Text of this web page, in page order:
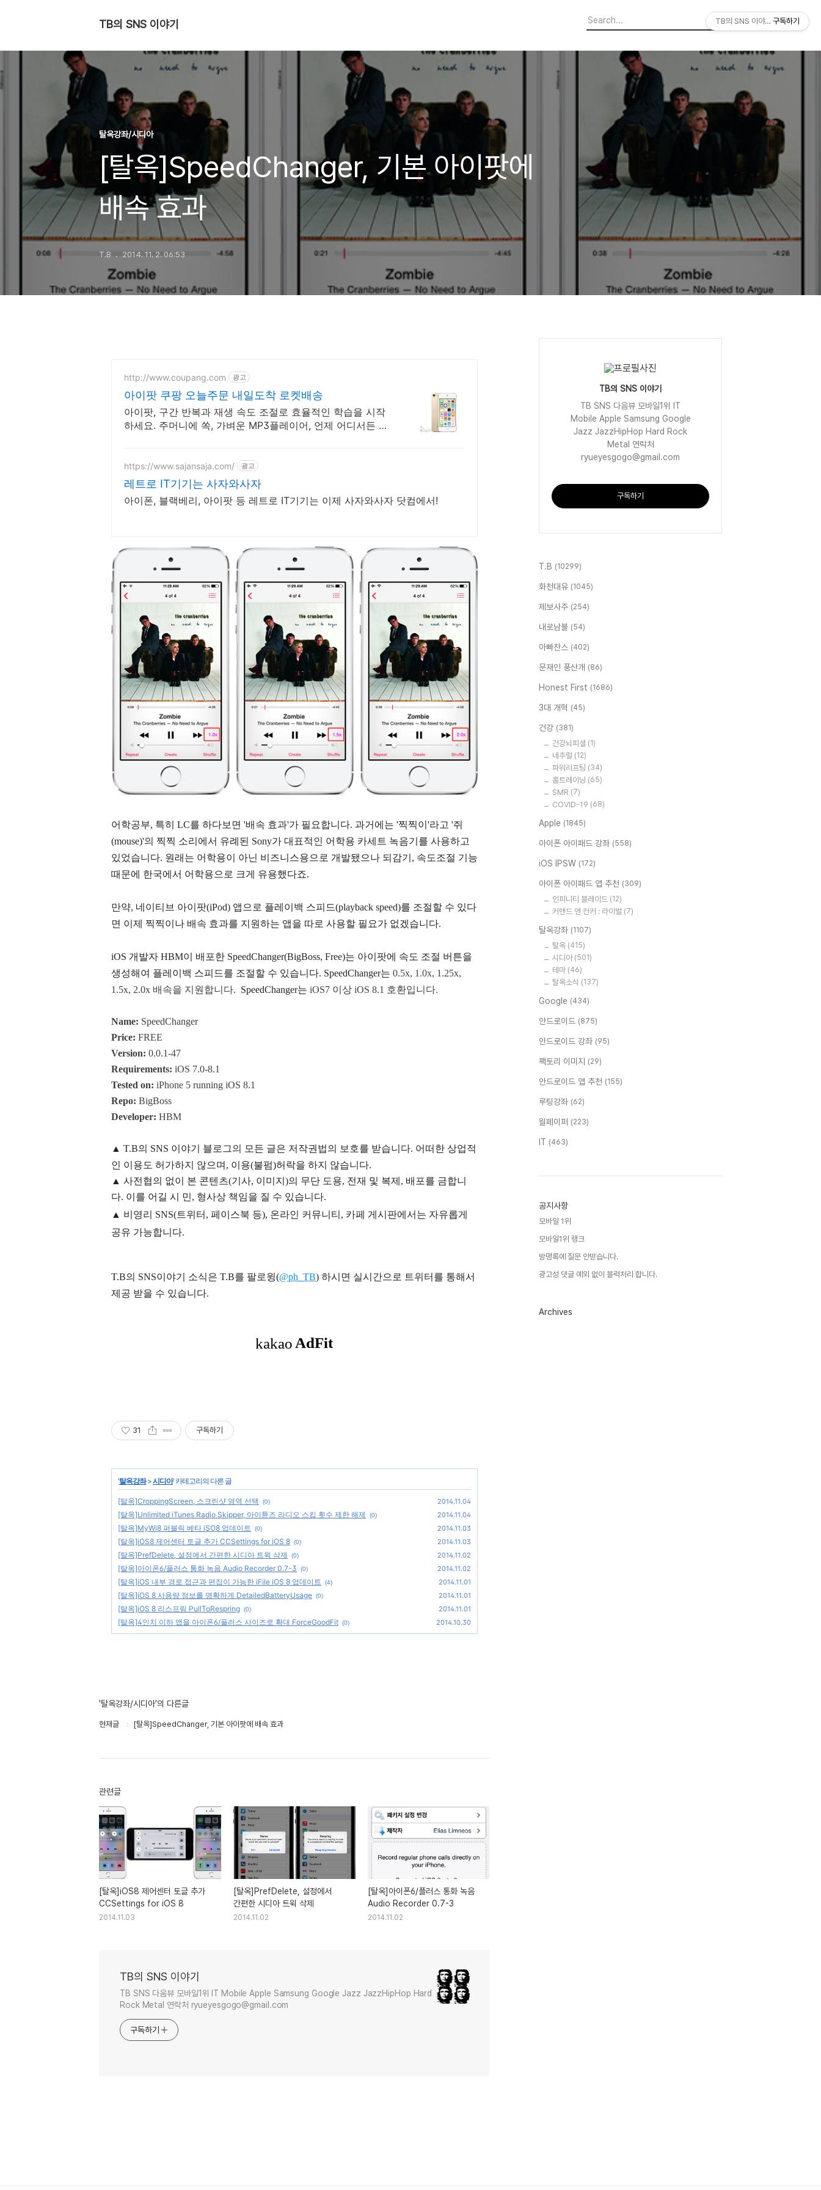
TB의 SNS 이야기
탈옥강좌/시디아
[탈옥]SpeedChanger, 기본 아이팟에
배속 효과
T.B 2014. 11. 2. 06:53
http://www.coupang.com 광고
아이팟 쿠팡 오늘주문 내일도착 로켓배송
아이팟, 구간 반복과 재생 속도 조절로 효율적인 학습을 시작
하세요. 주머니에 쏙, 가벼운 MP3플레이어, 언제 어디서든 음
https://www.sajansaja.com/ 광고
레트로 IT기기는 사자와사자
아이폰, 블랙베리, 아이팟 등 레트로 IT기기는 이제 사자와사자 닷컴에서!
어학공부, 특히 LC를 하다보면 '배속 효과'가 필요합니다. 과거에는 '찍찍이'라고 '쥐
(mouse)'의 찍찍 소리에서 유례된 Sony가 대표적인 어학용 카세트 녹음기를 사용하고
있었습니다. 원래는 어학용이 아닌 비즈니스용으로 개발됐으나 되감기, 속도조절 기능
때문에 한국에서 어학용으로 크게 유용했다죠.
만약, 네이티브 아이팟(iPod) 앱으로 플레이백 스피드(playback speed)를 조절할 수 있다
면 이제 찍찍이나 배속 효과를 지원하는 앱을 따로 사용할 필요가 없겠습니다.
iOS 개발자 HBM이 배포한 SpeedChanger(BigBoss, Free)는 아이팟에 속도 조절 버튼을
생성해여 플레이백 스피드를 조절할 수 있습니다. SpeedChanger는 0.5x, 1.0x, 1.25x,
1.5x, 2.0x 배속을 지원합니다. SpeedChanger는 iOS7 이상 iOS 8.1 호환입니다.
Name: SpeedChanger
Price: FREE
Version: 0.0.1-47
Requirements: iOS 7.0-8.1
Tested on: iPhone 5 running iOS 8.1
Repo: BigBoss
Developer: HBM
▲ T.B의 SNS 이야기 블 로그의 모든 글은 저작권법의 보호를 받습니다. 어떠한 상업적
인 이용도 허가하지 않으며, 이용(불펌)허락을 하지 않습니다.
▲ 사전협의 없이 본 콘텐츠(기사, 이미지)의 무단 도용, 전재 및 복제, 배포를 금합니
다. 이를 어길 시 민, 형사상 책임을 질 수 있습니다.
▲ 비영리 SNS(트위터, 페이스북 등), 온라인 커뮤니티, 카페 게시판에서는 자유롭게
공유 가능합니다.
T.B의 SNS이야기 소식은 T.B를 팔로윙(@ph_TB) 하시면 실시간으로 트위터를 통해서
제공 받을 수 있습니다.
31 구독하기
'탈옥강좌>시디아' 카테고리의 다른 글
[탈옥]CroppingScreen, 스크린샷 영역 선택 (0) 2014.11.04
[탈옥]Unlimited iTunes Radio Skipper, 아이튠즈 라디오 스킵 횟수 제한 해제 (0) 2014.11.04
[탈옥]MyWi8 퍼블릭 베타 iSO8 업데이트 (0) 2014.11.03
[탈옥]iOS8 제어센터 토글 추가 CCSettings for iOS 8 (0) 2014.11.03
[탈옥]PrefDelete, 설정에서 간편한 시디아 트윅 삭제 (0) 2014.11.02
[탈옥]아이폰6/플러스 통화 녹음 Audio Recorder 0.7-3 (0) 2014.11.02
[탈옥]iOS 내부 경로 접근과 편집이 가능한 iFile iOS 8 업데이트 (4) 2014.11.01
[탈옥]iOS 8 사용량 정보를 명확하게 DetailedBatteryUsage (0) 2014.11.01
[탈옥]iOS 8 리스프링 PullToRespring (0) 2014.11.01
[탈옥]4인치 이하 앱을 아이폰6/플러스 사이즈로 확대 ForceGoodFit (0) 2014.10.30
'탈옥강좌/시디아'의 다른글
현재글 [탈옥]SpeedChanger, 기본 아이팟에 배속 효과
관련글
[탈옥]iOS8 제어센터 토글 추가
CCSettings for iOS 8
2014.11.03
[탈옥]PrefDelete, 설정에서
간편한 시디아 트윅 삭제
2014.11.02
[탈옥]아이폰6/플러스 통화 녹음
Audio Recorder 0.7-3
2014.11.02
TB의 SNS 이야기
TB SNS 다음뷰 모바일1위 IT Mobile Apple Samsung Google Jazz JazzHipHop Hard
Rock Metal 연락처 ryueyesgogo@gmail.com
구독하기
TB의 SNS 이야기
TB SNS 다음뷰 모바일1위 IT
Mobile Apple Samsung Google
Jazz JazzHipHop Hard Rock
Metal 연락처
ryueyesgogo@gmail.com
구독하기
T.B (10299)
화천대유 (1045)
제보사주 (254)
내로남불 (54)
아빠찬스 (402)
문재인 풍산개 (86)
Honest First (1686)
3대 개혁 (45)
건강 (381)
건강뇌피셜 (1)
네추럴 (12)
파워리프팅 (34)
홈트레이닝 (65)
SMR (7)
COVID-19 (68)
Apple (1845)
아이폰 아이패드 강좌 (558)
iOS IPSW (172)
아이폰 아이패드 앱 추천 (309)
인피니티 블레이드 (12)
커맨드 앤 컨커 : 라이벌 (7)
탈옥강좌 (1107)
탈옥 (415)
시디아 (501)
테마 (46)
탈옥소식 (137)
Google (434)
안드로이드 (875)
안드로이드 강좌 (95)
팩토리 이미지 (29)
안드로이드 앱 추천 (155)
루팅강좌 (62)
월페이퍼 (223)
IT (463)
공지사항
모바일 1위
모바일1위 랭크
방명록에 질문 안받습니다.
광고성 댓글 예외 없이 블럭처리 합니다.
Archives
TB의 SNS 이야기 구독하기